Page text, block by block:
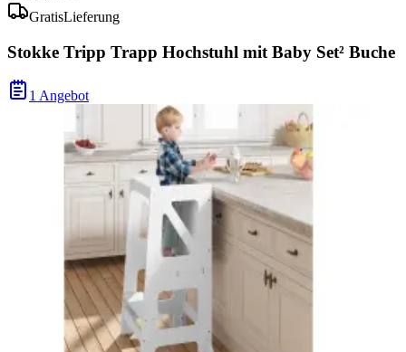
GratisLieferung
Stokke Tripp Trapp Hochstuhl mit Baby Set² Buche
1 Angebot